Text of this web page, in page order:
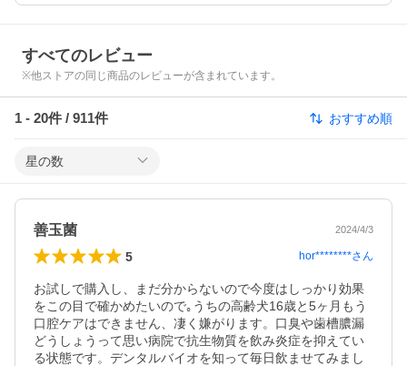
すべてのレビュー
※他ストアの同じ商品のレビューが含まれています。
1 - 20件 / 911件 おすすめ順
星の数
善玉菌 2024/4/3
5 hor********さん
お試しで購入し、まだ分からないので今度はしっかり効果
をこの目で確かめたいので｡うちの高齢犬16歳と5ヶ月もう
口腔ケアはできません、凄く嫌がります。口臭や歯槽膿漏
どうしょうって思い病院で抗生物質を飲み炎症を抑えてい
る状態です。デンタルバイオを知って毎日飲ませてみまし